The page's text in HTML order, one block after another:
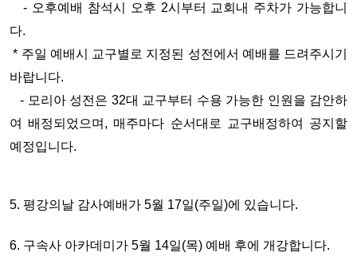
- 오후예배 참석시 오후 2시부터 교회내 주차가 가능합니
다.
* 주일 예배시 교구별로 지정된 성전에서 예배를 드려주시기
바랍니다.
- 모리아 성전은 32대 교구부터 수용 가능한 인원을 감안하
여 배정되었으며, 매주마다 순서대로 교구배정하여 공지할
예정입니다.
5. 평강의날 감사예배가 5월 17일(주일)에 있습니다.
6. 구속사 아카데미가 5월 14일(목) 예배 후에 개강합니다.